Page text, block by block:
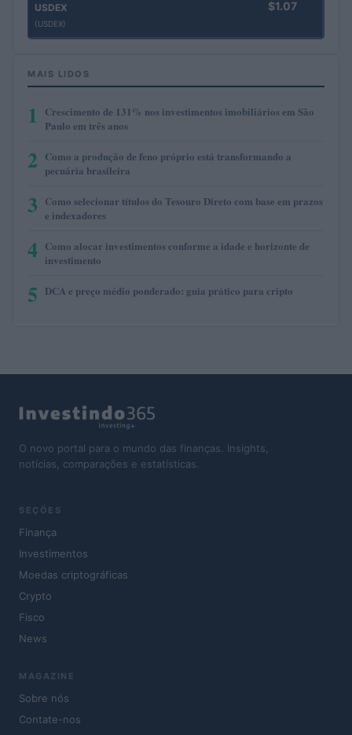
USDEX
(USDEX)
$1.07
MAIS LIDOS
1
Crescimento de 131% nos investimentos imobiliários em São
Paulo em três anos
2 Como a produção de feno próprio está transformando a
pecuária brasileira
3 Como selecionar títulos do Tesouro Direto com base em prazos
e indexadores
4 Como alocar investimentos conforme a idade e horizonte de
investimento
5 DCA e preço médio ponderado: guia prático para cripto
O novo portal para o mundo das finanças. Insights,
notícias, comparações e estatísticas.
SEÇÕES
Finança
Investimentos
Moedas criptográficas
Crypto
Fisco
News
MAGAZINE
Sobre nós
Contate-nos